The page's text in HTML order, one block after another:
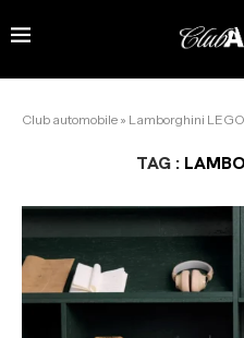
Club automobile » Lamborghini LEGO
TAG :